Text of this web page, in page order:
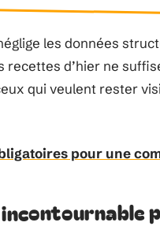
les données
recettes d’hier ne
qui veulent rester
pour une